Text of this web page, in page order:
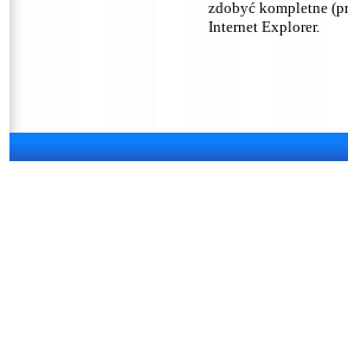
zdobyć kompletne
Internet Explorer.